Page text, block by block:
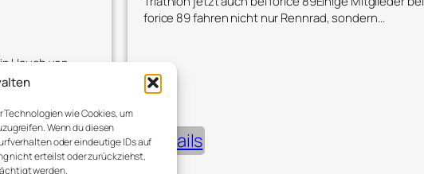
wie Cookies, um
Wenn du diesen
oder eindeutige IDs auf
nicht erteilst oder zurückziehst,
werden.
Hauch von
ich erfahren,…
forice 89 fahren nicht nur Rennrad, sondern…
Details